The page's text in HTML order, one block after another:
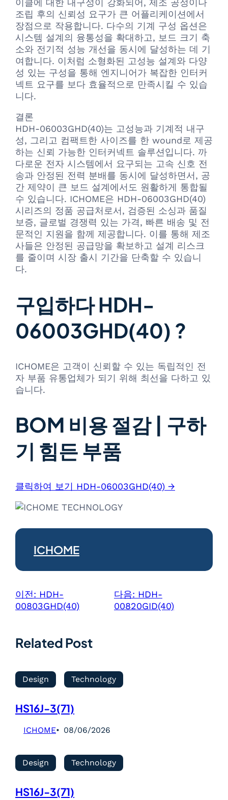
이클에 대한 내구성이 강화되어, 제조 공정이나
조립 후의 신뢰성 요구가 큰 어플리케이션에서
장점으로 작용합니다. 다수의 기계 구성 옵션은
시스템 설계의 융통성을 확대하고, 보드 크기 축
소와 전기적 성능 개선을 동시에 달성하는 데 기
여합니다. 이처럼 소형화된 고성능 설계와 다양
성 있는 구성을 통해 엔지니어가 복잡한 인터커
넥트 요구를 보다 효율적으로 만족시킬 수 있습
니다.
결론
HDH-06003GHD(40)는 고성능과 기계적 내구
성, 그리고 컴팩트한 사이즈를 한 wound로 제공
하는 신뢰 가능한 인터커넥트 솔루션입니다. 까
다로운 전자 시스템에서 요구되는 고속 신호 전
송과 안정된 전력 분배를 동시에 달성하면서, 공
간 제약이 큰 보드 설계에서도 원활하게 통합될
수 있습니다. ICHOME은 HDH-06003GHD(40)
시리즈의 정품 공급처로서, 검증된 소싱과 품질
보증, 글로벌 경쟁력 있는 가격, 빠른 배송 및 전
문적인 지원을 함께 제공합니다. 이를 통해 제조
사들은 안정된 공급망을 확보하고 설계 리스크
를 줄이며 시장 출시 기간을 단축할 수 있습니
다.
구입하다 HDH-
06003GHD(40) ?
ICHOME은 고객이 신뢰할 수 있는 독립적인 전
자 부품 유통업체가 되기 위해 최선을 다하고 있
습니다.
BOM 비용 절감 | 구하
기 힘든 부품
클릭하여 보기 HDH-06003GHD(40) →
ICHOME
이전: HDH-
00803GHD(40)
다음: HDH-
00820GID(40)
Related Post
Design Technology
HS16J-3(71)
ICHOME 08/06/2026
Design Technology
HS16J-3(71)